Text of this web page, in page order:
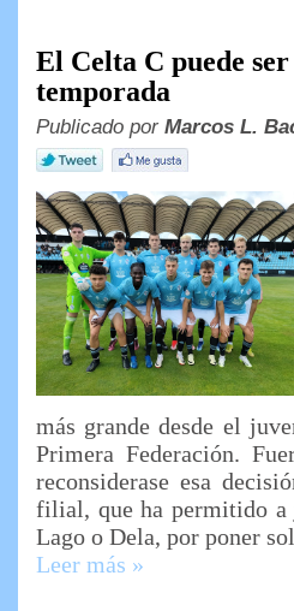
El Celta C puede
temporada
Publicado por Marcos L.
más grande desde el
Primera Federación.
reconsiderase esa
filial, que ha permitido a
Lago o Dela, por poner
Leer más »